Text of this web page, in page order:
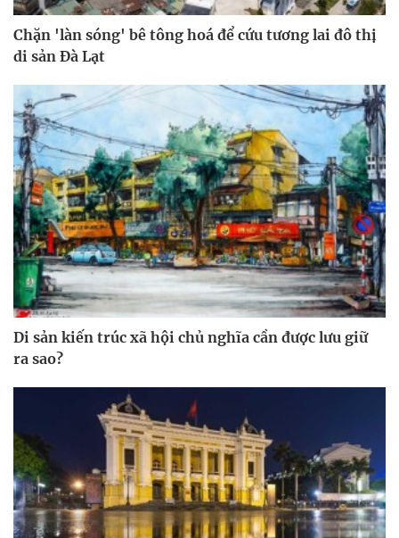
Chặn 'làn sóng' bê tông hoá để cứu tương lai đô thị
di sản Đà Lạt
Di sản kiến trúc xã hội chủ nghĩa cần được lưu giữ
ra sao?